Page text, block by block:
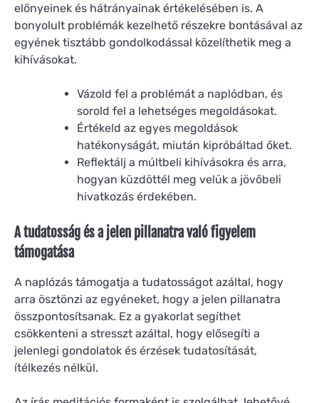
előnyeinek és hátrányainak értékelésében is. A
bonyolult problémák kezelhető részekre bontásával az
egyének tisztább gondolkodással közelíthetik meg a
kihívásokat.
Vázold fel a problémát a naplódban, és
sorold fel a lehetséges megoldásokat.
Értékeld az egyes megoldások
hatékonyságát, miután kipróbáltad őket.
Reflektálj a múltbeli kihívásokra és arra,
hogyan küzdöttél meg velük a jövőbeli
hivatkozás érdekében.
A tudatosság és a jelen pillanatra való figyelem
támogatása
A naplózás támogatja a tudatosságot azáltal, hogy
arra ösztönzi az egyéneket, hogy a jelen pillanatra
összpontosítsanak. Ez a gyakorlat segíthet
csökkenteni a stresszt azáltal, hogy elősegíti a
jelenlegi gondolatok és érzések tudatosítását,
ítélkezés nélkül.